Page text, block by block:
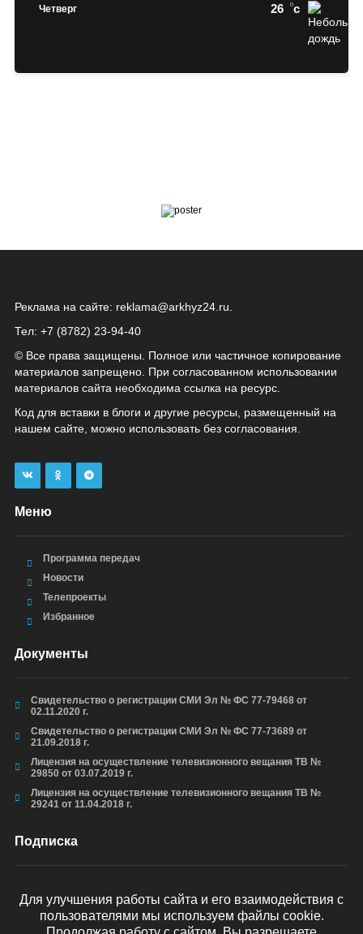
Четверг 26 c
Реклама на сайте: reklama@arkhyz24.ru
Тел: +7 (8782) 23‑94‑40
© Все права защищены. Полное или частичное копирование
материалов запрещено. При согласованном использовании
материалов сайта необходима ссылка на ресурс.
Код для вставки в блоги и другие ресурсы, размещенный на
нашем сайте, можно использовать без согласования.
Меню
Программа передач
Новости
Телепроекты
Избранное
Документы
Свидетельство о регистрации СМИ Эл № ФС 77-79468 от
02.11.2020 г.
Свидетельство о регистрации СМИ Эл № ФС 77-73689 от
21.09.2018 г.
Лицензия на осуществление телевизионного вещания ТВ №
29850 от 03.07.2019 г.
Лицензия на осуществление телевизионного вещания ТВ №
29241 от 11.04.2018 г.
Подписка
ОТПРАВИТЬ
Для улучшения работы сайта и его взаимодействия с
пользователями мы используем файлы cookie.